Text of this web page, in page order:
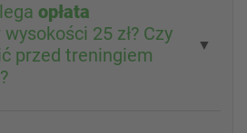
opłata
wysokości 25 zł? Czy
przed treningiem
▼